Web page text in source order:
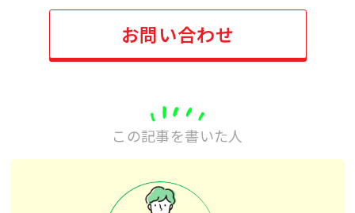
お問い合わせ
この記事を書いた人